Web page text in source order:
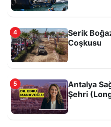
Tarihi Kırkgöz
Echoes Konseri
4
Serik
Coşkusu
5
Antalya
Şehri